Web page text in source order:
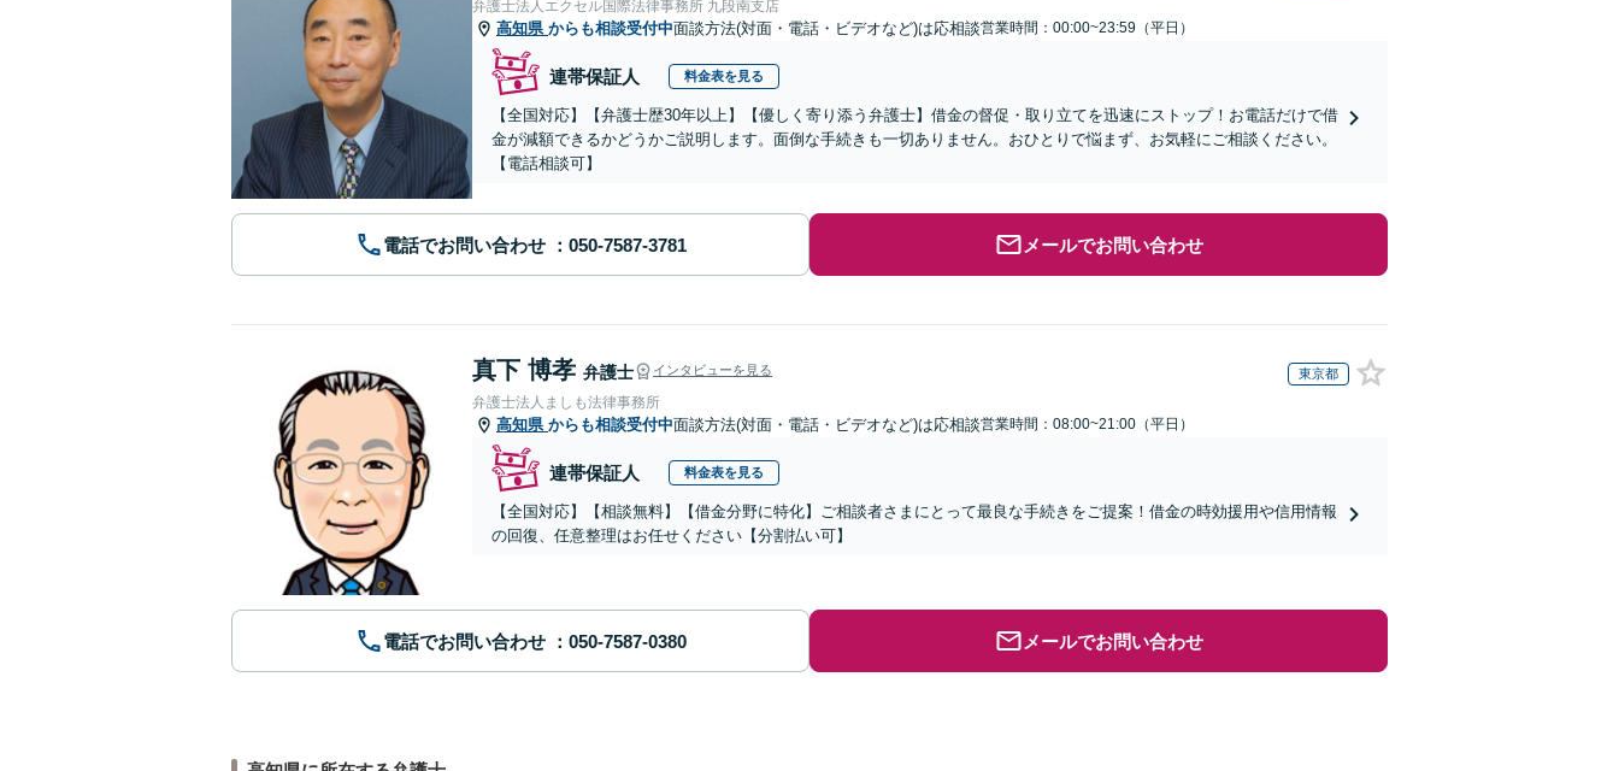
弁護士法人エクセル国際法律事務所 九段南支店
高知県 からも相談受付中面談方法(対面・電話・ビデオなど)は応相談営業時間：00:00~23:59（平日）
連帯保証人 料金表を見る
【全国対応】【弁護士歴30年以上】【優しく寄り添う弁護士】借金の督促・取り立てを迅速にストップ！お電話だけで借
金が減額できるかどうかご説明します。面倒な手続きも一切ありません。おひとりで悩まず、お気軽にご相談ください。
【電話相談可】
電話でお問い合わせ メールでお問い合わせ
真下 博孝 弁護士 インタビューを見る 東京都
弁護士法人ましも法律事務所
高知県 からも相談受付中面談方法(対面・電話・ビデオなど)は応相談営業時間：08:00~21:00（平日）
連帯保証人 料金表を見る
【全国対応】【相談無料】【借金分野に特化】ご相談者さまにとって最良な手続きをご提案！借金の時効援用や信用情報
の回復、任意整理はお任せください【分割払い可】
電話でお問い合わせ メールでお問い合わせ